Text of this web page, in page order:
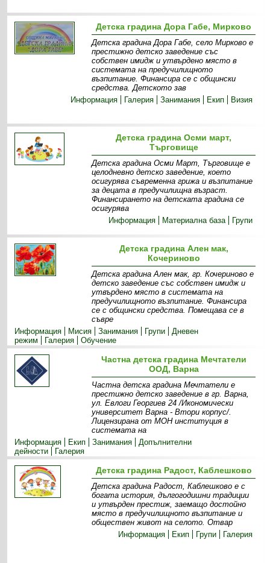
Детска градина Дора Габе, Мирково
Детска градина Дора Габе, село Мирково е
престижно детско заведение със
собствен имидж и утвърдено място в
системата на предучилищното
възпитание. Финансира се с общински
средства. Детското зав
Информация
Галерия Занимания Екип Визия
Детска градина Осми март,
Търговище
Детска градина Осми Март, Търговище е
целодневно детско заведение, което
осигурява съвременна грижа и възпитание
за децата в предучилищна възраст.
Финансирането на детската градина се
осигурява
Информация
Материална база Групи
Детска градина Ален мак,
Кочериново
Детска градина Ален мак, гр. Кочериново е
детско заведение със собствен имидж и
утвърдено място в системата на
предучилищното възпитание. Финансира
се с общински средства. Помещава се в
съвре
Информация
Мисия Занимания Групи
Дневен
режим
Галерия Обучение
Частна детска градина Мечтатели
ООД, Варна
Частна детска градина Мечтатели е
престижно детско заведение в гр. Варна,
ул. Евлоги Георгиев 24 /Икономически
университет Варна - Втори корпус/.
Лицензирана от МОН институция в
системата на
Информация
Екип Занимания
Допълнителни
дейности
Галерия
Детска градина Радост, Каблешково
Детска градина Радост, Каблешково е с
богата история, дългогодишни традиции
и утвърден престиж, заемащо достойно
място в предучилищното възпитание и
обществен живот на селото. Отвар
Информация
Екип Групи Галерия